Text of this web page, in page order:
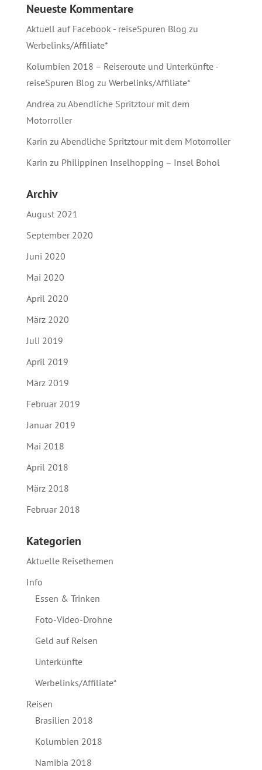
Neueste Kommentare
Aktuell auf Facebook - reiseSpuren Blog zu
Werbelinks/Affiliate*
Kolumbien 2018 – Reiseroute und Unterkünfte -
reiseSpuren Blog zu Werbelinks/Affiliate*
Andrea zu Abendliche Spritztour mit dem
Motorroller
Karin zu Abendliche Spritztour mit dem Motorroller
Karin zu Philippinen Inselhopping – Insel Bohol
Archiv
August 2021
September 2020
Juni 2020
Mai 2020
April 2020
März 2020
Juli 2019
April 2019
März 2019
Februar 2019
Januar 2019
Mai 2018
April 2018
März 2018
Februar 2018
Kategorien
Aktuelle Reisethemen
Info
Essen & Trinken
Foto-Video-Drohne
Geld auf Reisen
Unterkünfte
Werbelinks/Affiliate*
Reisen
Brasilien 2018
Kolumbien 2018
Namibia 2018